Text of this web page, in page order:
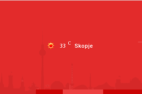
33 C Skopje